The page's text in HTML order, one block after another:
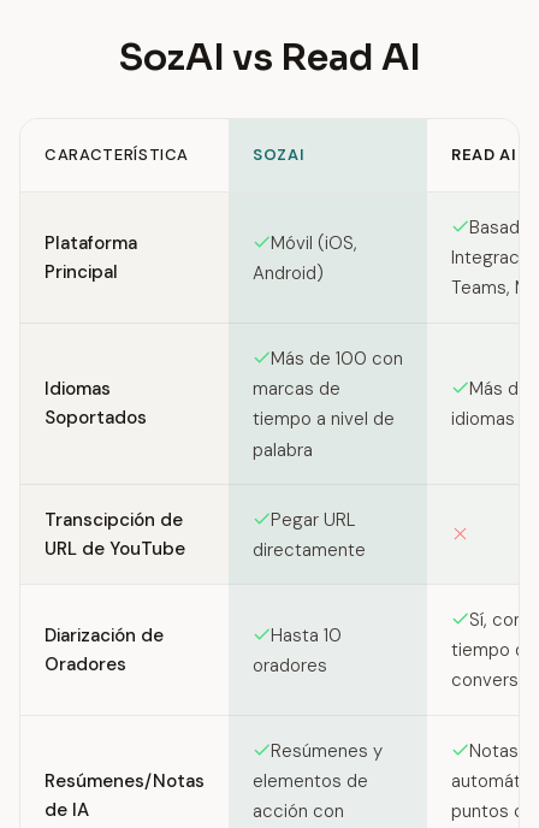
SozAI vs Read AI
CARACTERÍSTICA SOZAI READ AI
Plataforma
Principal
Móvil (iOS,
Android)
Basado
Teams,
Idiomas
Soportados
Más de 100 con
marcas de
tiempo a nivel de
palabra
Más de
idiomas
Transcipción de
URL de YouTube
Pegar URL
directamente
Diarización de
Oradores
Hasta 10
oradores
Sí, con
tiempo de
Resúmenes/Notas
de IA
Resúmenes y
elementos de
acción con
Notas
puntos